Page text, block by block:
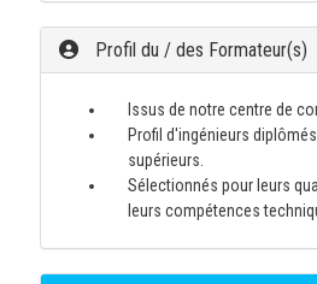
Profil du / des Formateur(s)
Issus de notre centre de
Profil d'ingénieurs
supérieurs.
Sélectionnés pour leurs
leurs compétences